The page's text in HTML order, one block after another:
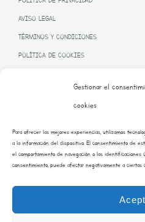
Gestionar el
cookies
Para ofrecer las mejores experiencias, utilizamos
a la información del dispositivo. El consentimiento de
el comportamiento de navegación o las
consentimiento, puede afectar negativamente a ciertas
AVISO LEGAL
TÉRMINOS Y CONDICIONES
POLÍTICA DE COOKIES
– NEXT